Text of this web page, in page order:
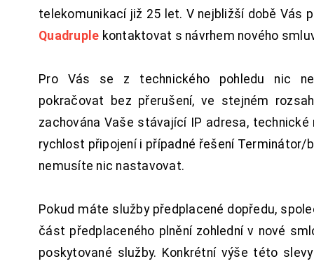
telekomunikací již 25 let. V nejbližší době Vás
Quadruple kontaktovat s návrhem nového
Pro Vás se z technického pohledu nic
pokračovat bez přerušení, ve stejném
zachována Vaše stávající IP adresa, technické
rychlost připojení i případné řešení Terminátor/
nemusíte nic nastavovat.
Pokud máte služby předplacené dopředu,
část předplaceného plnění zohlední v nové
poskytované služby. Konkrétní výše této